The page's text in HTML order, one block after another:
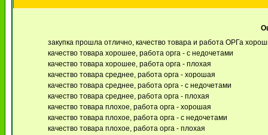
закупка прошла отлично, качество товара и работа ОРГа
качество товара хорошее, работа орга - с недочетами
качество товара хорошее, работа орга - плохая
качество товара среднее, работа орга - хорошая
качество товара среднее, работа орга - с недочетами
качество товара среднее, работа орга - плохая
качество товара плохое, работа орга - хорошая
качество товара плохое, работа орга - с недочетами
качество товара плохое, работа орга - плохая